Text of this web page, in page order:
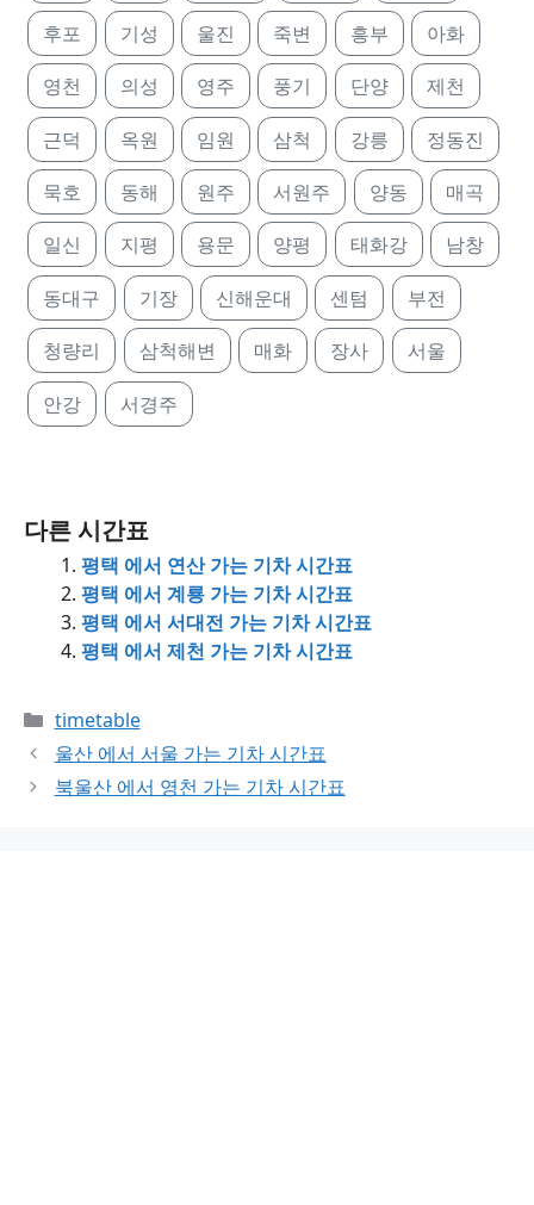
후포 기성 울진 죽변 흥부 아화
영천 의성 영주 풍기 단양 제천
근덕 옥원 임원 삼척 강릉 정동진
묵호 동해 원주 서원주 양동 매곡
일신 지평 용문 양평 태화강 남창
동대구 기장 신해운대 센텀 부전
청량리 삼척해변 매화 장사 서울
안강 서경주
다른 시간표
평택 에서 연산 가는 기차 시간표
평택 에서 계룡 가는 기차 시간표
평택 에서 서대전 가는 기차 시간표
평택 에서 제천 가는 기차 시간표
Categories
timetable
울산 에서 서울 가는 기차 시간표
북울산 에서 영천 가는 기차 시간표